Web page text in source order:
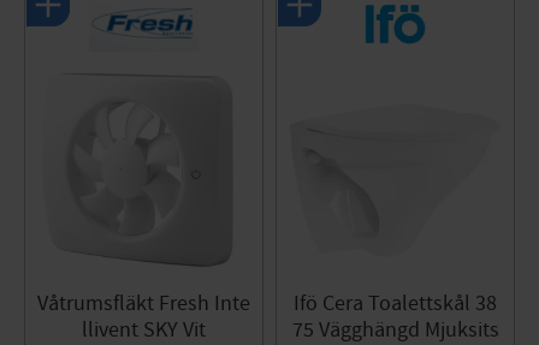
Våtrumsfläkt Fresh Inte
llivent SKY Vit
Ifö Cera Toalettskål 38
75 Vägghängd Mjuksits